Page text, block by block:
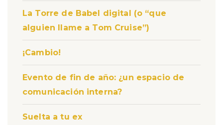
La Torre de Babel digital (o “que
alguien llame a Tom Cruise”)
¡Cambio!
Evento de fin de año: ¿un espacio de
comunicación interna?
Suelta a tu ex